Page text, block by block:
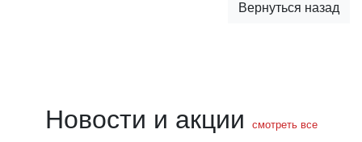
Вернуться назад
Новости и акции смотреть все